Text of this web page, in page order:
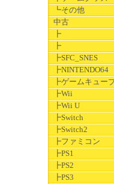
┗その他
中古
┣
┣
┣SFC_SNES
┣NINTENDO64
┣ゲームキュー
┣Wii
┣Wii U
┣Switch
┣Switch2
┣ファミコン
┣PS1
┣PS2
┣PS3